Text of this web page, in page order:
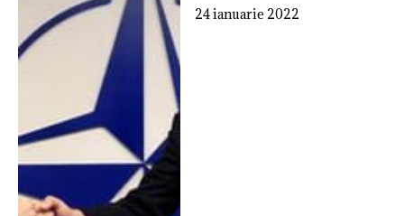
24 ianuarie 2022